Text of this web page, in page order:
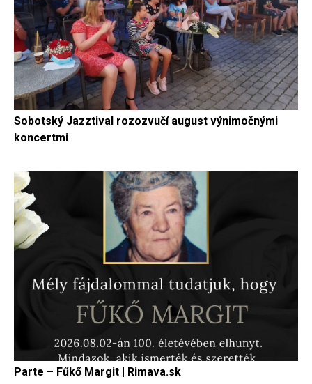
Sobotský Jazztival rozozvučí august výnimočnými
koncertmi
Parte – Fűkő Margit | Rimava.sk